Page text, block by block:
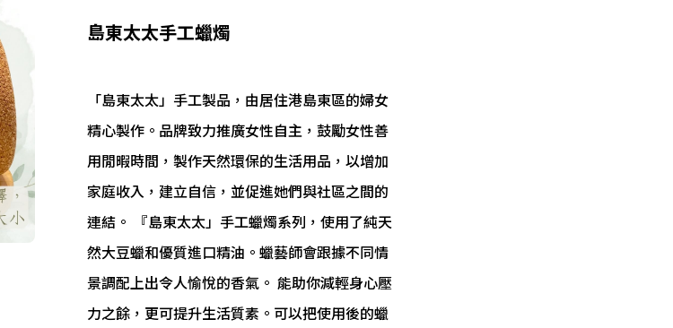
島東太太手工蠟燭
「島東太太」手工製品，由居住港島東區的婦女
精心製作。品牌致力推廣女性自主，鼓勵女性善
用閒暇時間，製作天然環保的生活用品，以增加
家庭收入，建立自信，並促進她們與社區之間的
連結。 『島東太太」手工蠟燭系列，使用了純天
然大豆蠟和優質進口精油。蠟藝師會跟據不同情
景調配上出令人愉悅的香氣。 能助你減輕身心壓
力之餘，更可提升生活質素。可以把使用後的蠟